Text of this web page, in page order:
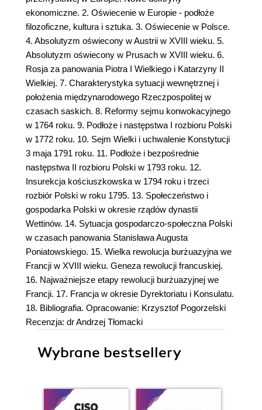
ekonomiczne. 2. Oświecenie w Europie - podłoże
filozoficzne, kultura i sztuka. 3. Oświecenie w Polsce.
4. Absolutyzm oświecony w Austrii w XVIII wieku. 5.
Absolutyzm oświecony w Prusach w XVIII wieku. 6.
Rosja za panowania Piotra I Wielkiego i Katarzyny II
Wielkiej. 7. Charakterystyka sytuacji wewnętrznej i
położenia międzynarodowego Rzeczpospolitej w
czasach saskich. 8. Reformy sejmu konwokacyjnego
w 1764 roku. 9. Podłoże i następstwa I rozbioru Polski
w 1772 roku. 10. Sejm Wielki i uchwalenie Konstytucji
3 maja 1791 roku. 11. Podłoże i bezpośrednie
następstwa II rozbioru Polski w 1793 roku. 12.
Insurekcja kościuszkowska w 1794 roku i trzeci
rozbiór Polski w roku 1795. 13. Społeczeństwo i
gospodarka Polski w okresie rządów dynastii
Wettinów. 14. Sytuacja gospodarczo-społeczna Polski
w czasach panowania Stanisława Augusta
Poniatowskiego. 15. Wielka rewolucja burżuazyjna we
Francji w XVIII wieku. Geneza rewolucji francuskiej.
16. Najważniejsze etapy rewolucji burżuazyjnej we
Francji. 17. Francja w okresie Dyrektoriatu i Konsulatu.
18. Bibliografia. Opracowanie: Krzysztof Pogorzelski
Recenzja: dr Andrzej Tłomacki
Wybrane bestsellery